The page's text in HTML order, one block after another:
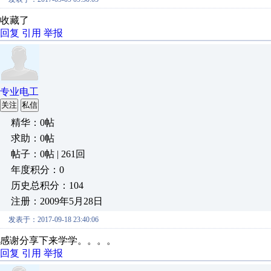
收藏了
回复 引用 举报
专业电工
关注 私信
精华：0帖
求助：0帖
帖子：0帖 | 261回
年度积分：0
历史总积分：104
注册：2009年5月28日
发表于：2017-09-18 23:40:06
感谢分享下来学学。。。。
回复 引用 举报